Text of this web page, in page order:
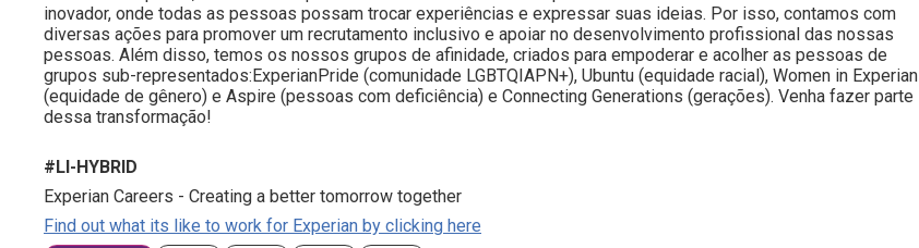
inovador, onde todas as pessoas possam trocar experiências e expressar suas ideias. Por isso, contamos com
diversas ações para promover um recrutamento inclusivo e apoiar no desenvolvimento profissional das nossas
pessoas. Além disso, temos os nossos grupos de afinidade, criados para empoderar e acolher as pessoas de
grupos sub-representados:ExperianPride (comunidade LGBTQIAPN+), Ubuntu (equidade racial), Women in Experian
(equidade de gênero) e Aspire (pessoas com deficiência) e Connecting Generations (gerações). Venha fazer parte
dessa transformação!
#LI-HYBRID
Experian Careers - Creating a better tomorrow together
Find out what its like to work for Experian by clicking here